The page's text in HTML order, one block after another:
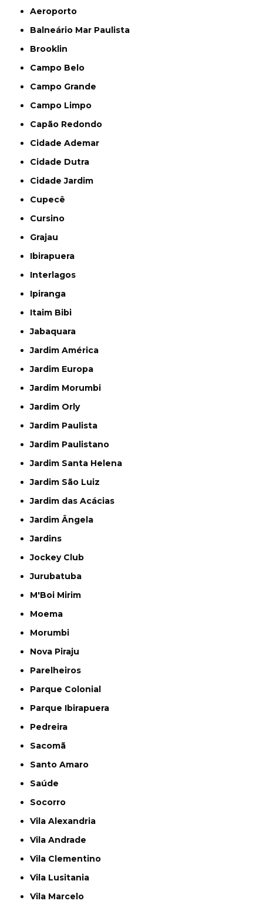
Aeroporto
Balneário Mar Paulista
Brooklin
Campo Belo
Campo Grande
Campo Limpo
Capão Redondo
Cidade Ademar
Cidade Dutra
Cidade Jardim
Cupecê
Cursino
Grajau
Ibirapuera
Interlagos
Ipiranga
Itaim Bibi
Jabaquara
Jardim América
Jardim Europa
Jardim Morumbi
Jardim Orly
Jardim Paulista
Jardim Paulistano
Jardim Santa Helena
Jardim São Luiz
Jardim das Acácias
Jardim Ângela
Jardins
Jockey Club
Jurubatuba
M'Boi Mirim
Moema
Morumbi
Nova Piraju
Parelheiros
Parque Colonial
Parque Ibirapuera
Pedreira
Sacomã
Santo Amaro
Saúde
Socorro
Vila Alexandria
Vila Andrade
Vila Clementino
Vila Lusitania
Vila Marcelo